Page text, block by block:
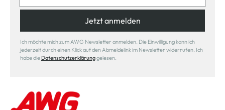
Jetzt anmelden
Ich möchte mich zum AWG Newsletter anmelden. Die Einwilligung kann ich
jederzeit durch einen Klick auf den Abmeldelink im Newsletter widerrufen. Ich
habe die Datenschutzerklärunggelesen.